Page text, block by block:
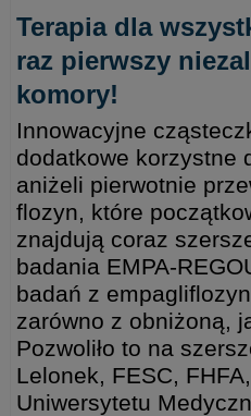
Terapia dla
raz pierwszy
komory!
Innowacyjne
dodatkowe korzystne
aniżeli pierwotnie
flozyn, które
znajdują coraz
badania EMPA-
badań z
zarówno z obniżoną,
Pozwoliło to na
Lelonek, FESC,
Uniwersytetu